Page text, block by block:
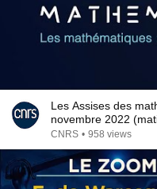
Les Assises des
novembre 2022
CNRS • 958 views